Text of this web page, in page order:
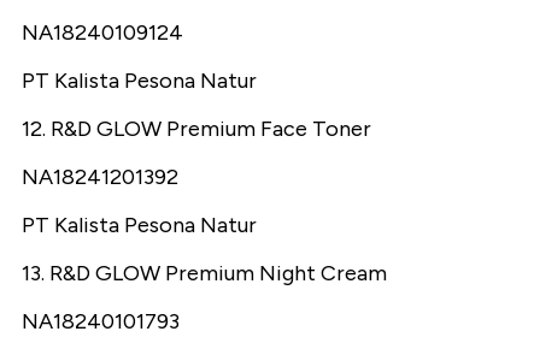
NA18240109124
PT Kalista Pesona Natur
12. R&D GLOW Premium Face Toner
NA18241201392
PT Kalista Pesona Natur
13. R&D GLOW Premium Night Cream
NA18240101793